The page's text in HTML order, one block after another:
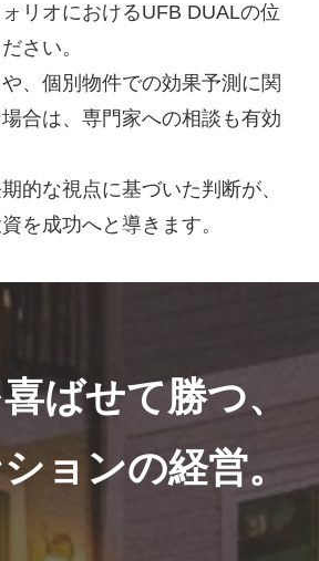
リオにおけるUFB DUALの位
さい。
、個別物件での効果予測に関
合は、専門家への相談も有効
的な視点に基づいた判断が、
を成功へと導きます。
ばせて勝つ、
ョンの経営。